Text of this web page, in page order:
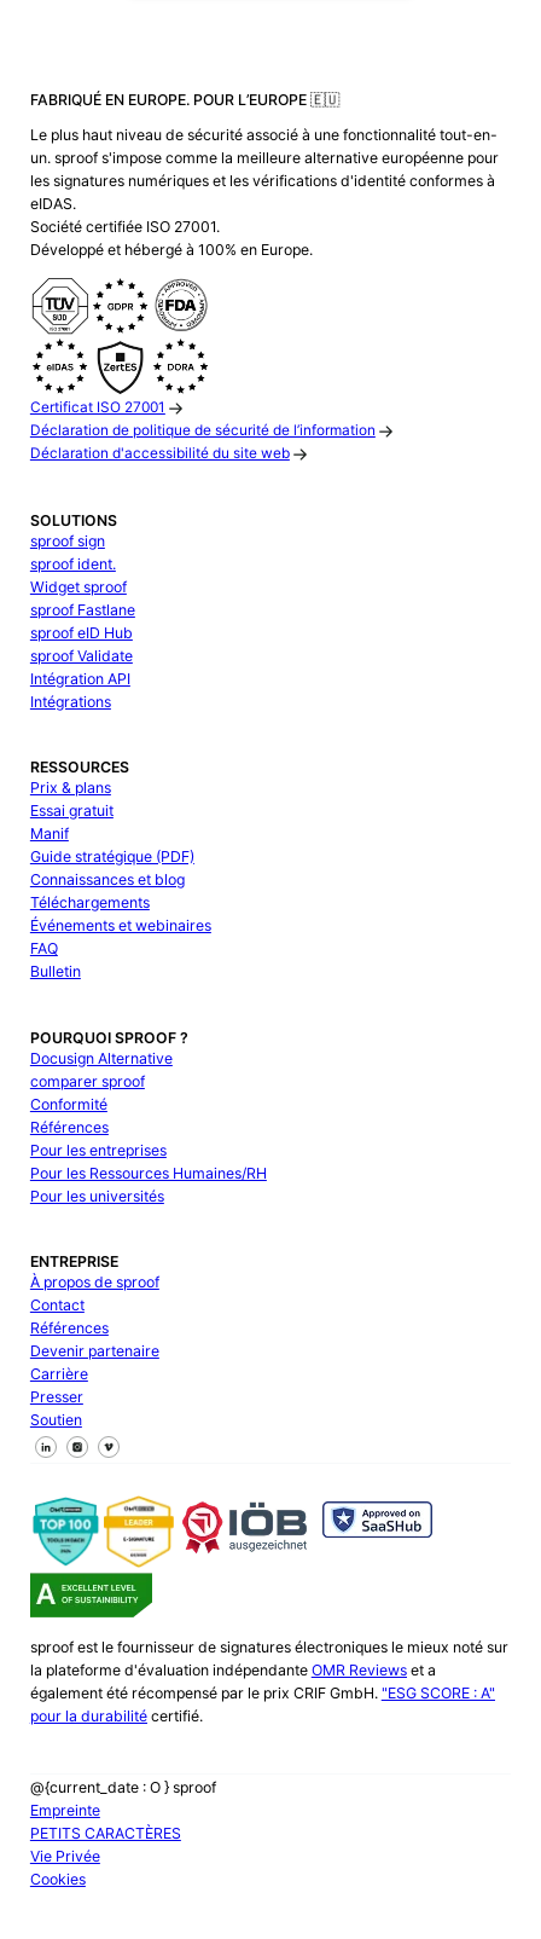
FABRIQUÉ EN EUROPE. POUR L’EUROPE 🇪🇺
Le plus haut niveau de sécurité associé à une fonctionnalité tout-en-
un. sproof s'impose comme la meilleure alternative européenne pour
les signatures numériques et les vérifications d'identité conformes à
eIDAS.
Société certifiée ISO 27001.
Développé et hébergé à 100% en Europe.
Certificat ISO 27001
Déclaration de politique de sécurité de l’information
Déclaration d'accessibilité du site web
SOLUTIONS
sproof sign
sproof ident.
Widget sproof
sproof Fastlane
sproof eID Hub
sproof Validate
Intégration API
Intégrations
RESSOURCES
Prix & plans
Essai gratuit
Manif
Guide stratégique (PDF)
Connaissances et blog
Téléchargements
Événements et webinaires
FAQ
Bulletin
POURQUOI SPROOF ?
Docusign Alternative
comparer sproof
Conformité
Références
Pour les entreprises
Pour les Ressources Humaines/RH
Pour les universités
ENTREPRISE
À propos de sproof
Contact
Références
Devenir partenaire
Carrière
Presser
Soutien
Suivez-nous sur Facebook
Suivez-nous sur X
Suivez-nous sur LinkedIn
sproof est le fournisseur de signatures électroniques le mieux noté sur
la plateforme d'évaluation indépendante OMR Reviewset a
également été récompensé par le prix CRIF GmbH. "ESG SCORE : A"
pour la durabilitécertifié.
@{current_date : O } sproof
Empreinte
PETITS CARACTÈRES
Vie Privée
Cookies